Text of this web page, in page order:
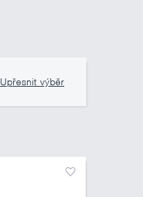
Upřesnit výběr